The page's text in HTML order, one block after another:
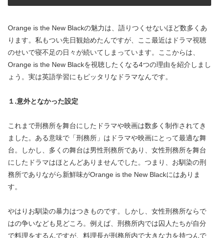
Orange is the New Blackの魅力は、語りつくせないほど数多くあ
ります。私もつい先日観始めたんですが、ここ最近はドラマ視聴
のせいで寝不足の日々が続いてしまっています。ここからは、
Orange is the New Blackを視聴したくなる4つの理由を紹介しまし
ょう。実は英語学習にもピッタリなドラマなんです。
１.意外となかった設定
これまで刑務所を舞台にしたドラマや映画は数多く制作されてき
ました。ある意味で「刑務所」はドラマや映画にとって最適な舞
台。しかし、多くの舞台は男性刑務所であり、女性刑務所を舞台
にしたドラマはほとんどありませんでした。つまり、お馴染の刑
務所でありながら新鮮味がOrange is the New Blackにはありま
す。
やはりお馴染の暴力はつきものです。しかし、女性刑務所ならで
はの争いなども見どころ。例えば、刑務所内では囚人たちが自分
で料理をするんですが、料理長が刑務所内で大きな力を持つんで